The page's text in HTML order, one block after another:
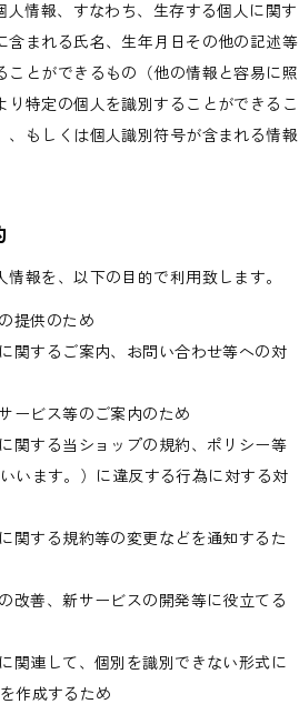
ン
アタリキ
CLOSE
人情報、すなわち、生存する個人に関す
含まれる氏名、生年月日その他の記述等
ことができるもの（他の情報と容易に照
り特定の個人を識別することができるこ
、もしくは個人識別符号が含まれる情報
報を、以下の目的で利用致します。
提供のため
関するご案内、お問い合わせ等への対
ービス等のご案内のため
関する当ショップの規約、ポリシー等
います。）に違反する行為に対する対
関する規約等の変更などを通知するた
改善、新サービスの開発等に役立てる
関連して、個別を識別できない形式に
作成するため